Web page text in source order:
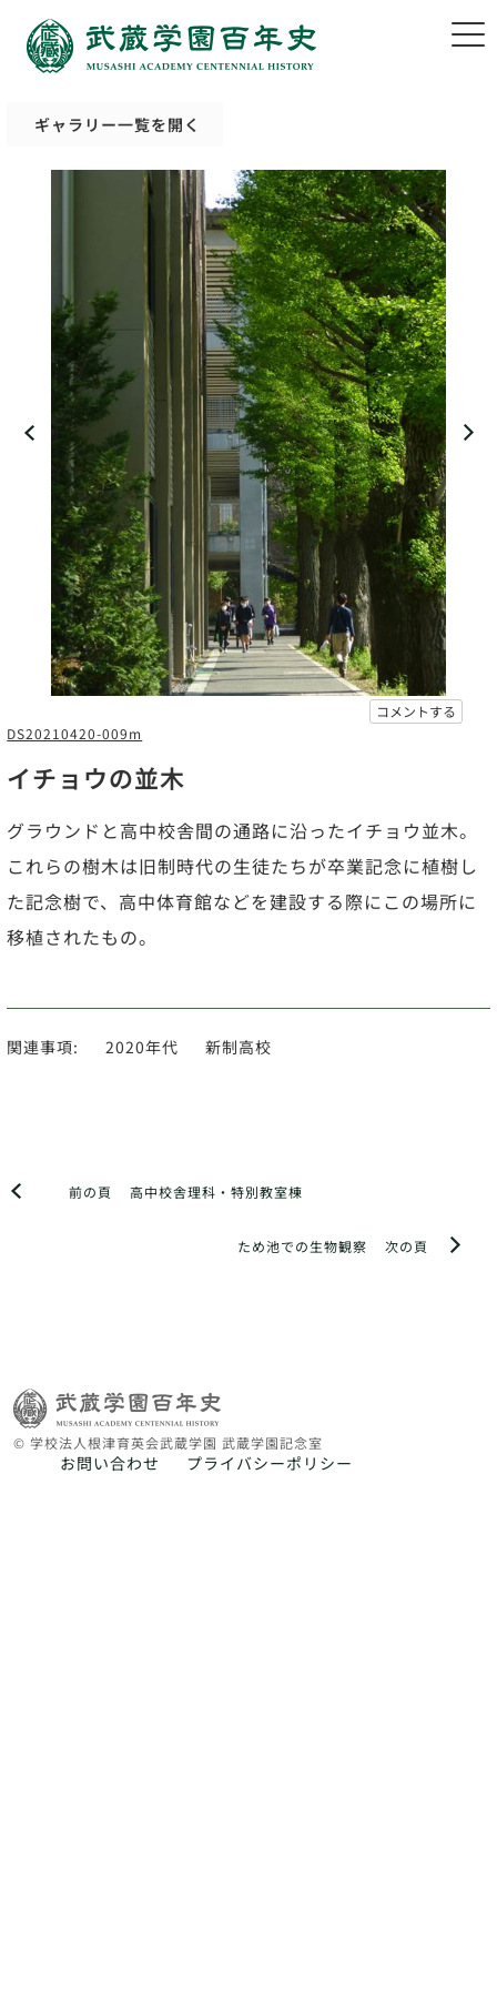
ギャラリー一覧を開く
コメントする
DS20210420-009m
イチョウの並木
グラウンドと高中校舎間の通路に沿ったイチョウ並木。
これらの樹木は旧制時代の生徒たちが卒業記念に植樹し
た記念樹で、高中体育館などを建設する際にこの場所に
移植されたもの。
関連事項: 2020年代 新制高校
前の頁 高中校舎理科・特別教室棟
次の頁
ため池での生物観察
© 学校法人根津育英会武蔵学園 武蔵学園記念室
お問い合わせ プライバシーポリシー